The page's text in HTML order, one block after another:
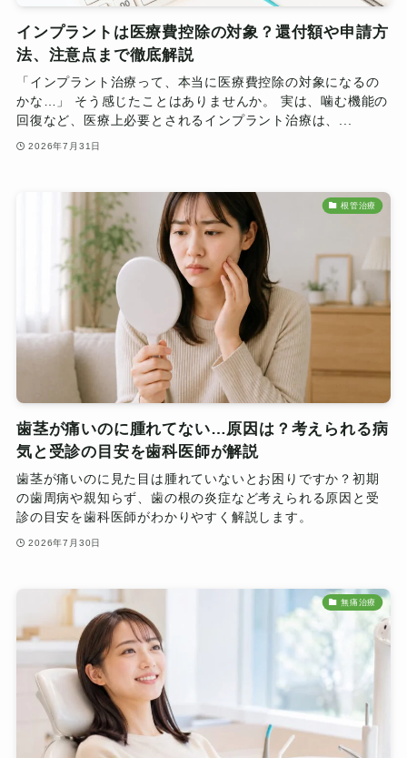
インプラントは医療費控除の対象？還付額や申請方
法、注意点まで徹底解説
「インプラント治療って、本当に医療費控除の対象になるの
かな…」 そう感じたことはありませんか。 実は、噛む機能の
回復など、医療上必要とされるインプラント治療は、...
2026年7月31日
根管治療
歯茎が痛いのに腫れてない…原因は？考えられる病
気と受診の目安を歯科医師が解説
歯茎が痛いのに見た目は腫れていないとお困りですか？初期
の歯周病や親知らず、歯の根の炎症など考えられる原因と受
診の目安を歯科医師がわかりやすく解説します。
2026年7月30日
無痛治療